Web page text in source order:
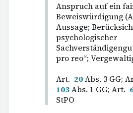
Anspruch auf ein
Beweiswürdigung
Aussage;
psychologischer
pro reo“;
Art. 20Abs. 3 GG;
103Abs. 1 GG; Art.
StPO